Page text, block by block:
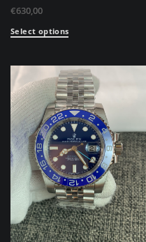
€630,00
Select options